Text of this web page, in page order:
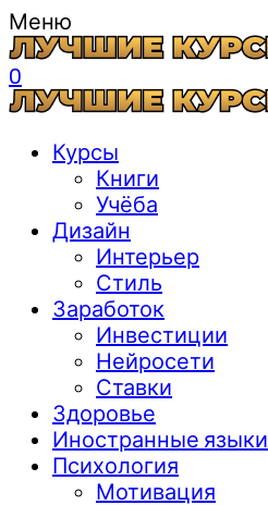
Меню
0
Курсы
Книги
Учёба
Дизайн
Интерьер
Стиль
Заработок
Инвестиции
Нейросети
Ставки
Здоровье
Иностранные языки
Психология
Мотивация